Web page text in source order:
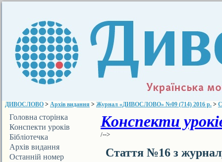
ДИВОСЛОВО > Архів видання > Журнал «ДИВОСЛОВО» №09 (714) 2016 р. >
Головна сторінка
Конспекти уроків
Бібліотечка
ДИВОСЛОВА
Архів видання
Останній номер
Конспекти
/-->
Стаття №16 з